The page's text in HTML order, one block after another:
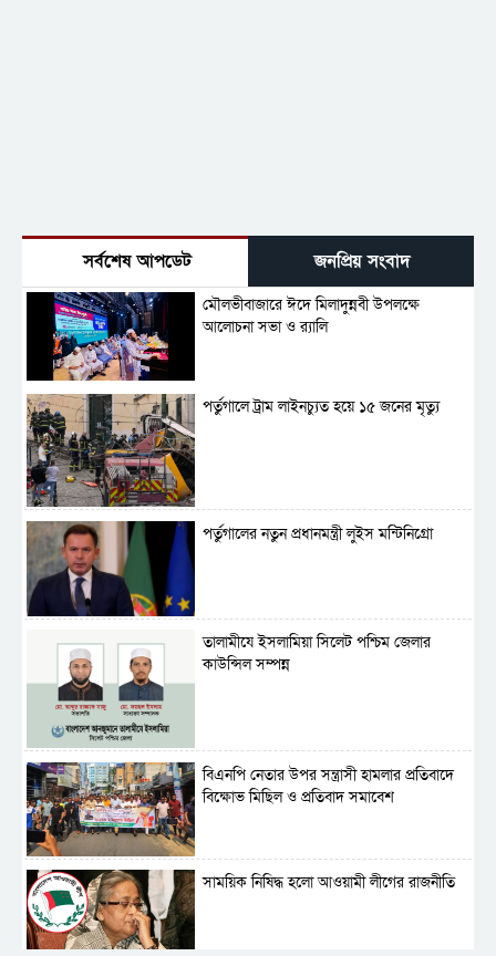
সর্বশেষ আপডেট জনপ্রিয় সংবাদ
মৌলভীবাজারে ঈদে মিলাদুন্নবী উপলক্ষে
আলোচনা সভা ও র‍্যালি
পর্তুগালে ট্রাম লাইনচ্যুত হয়ে ১৫ জনের মৃত্যু
পর্তুগালের নতুন প্রধানমন্ত্রী লুইস মন্টিনিগ্রো
‎তালামীযে ইসলামিয়া সিলেট পশ্চিম জেলার
কাউন্সিল সম্পন্ন
বিএনপি নেতার উপর সন্ত্রাসী হামলার প্রতিবাদে
বিক্ষোভ মিছিল ও প্রতিবাদ সমাবেশ
সাময়িক নিষিদ্ধ হলো আওয়ামী লীগের রাজনীতি